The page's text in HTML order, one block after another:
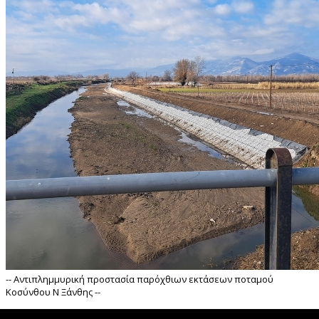
-- Αντιπλημμυρική προστασία παρόχθιων εκτάσεων ποταμού
Κοσύνθου Ν Ξάνθης --